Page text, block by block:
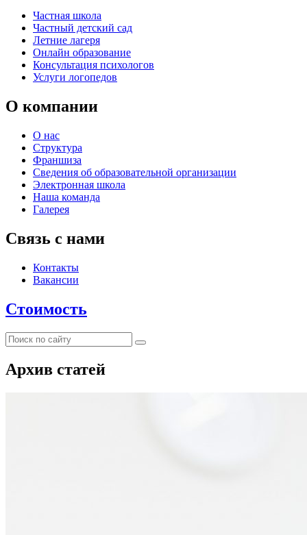
Частная школа
Частный детский сад
Летние лагеря
Онлайн образование
Консультация психологов
Услуги логопедов
О компании
О нас
Структура
Франшиза
Сведения об образовательной организации
Электронная школа
Наша команда
Галерея
Связь с нами
Контакты
Вакансии
Стоимость
Архив статей